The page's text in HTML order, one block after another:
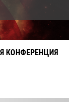
КОНФЕРЕНЦИЯ